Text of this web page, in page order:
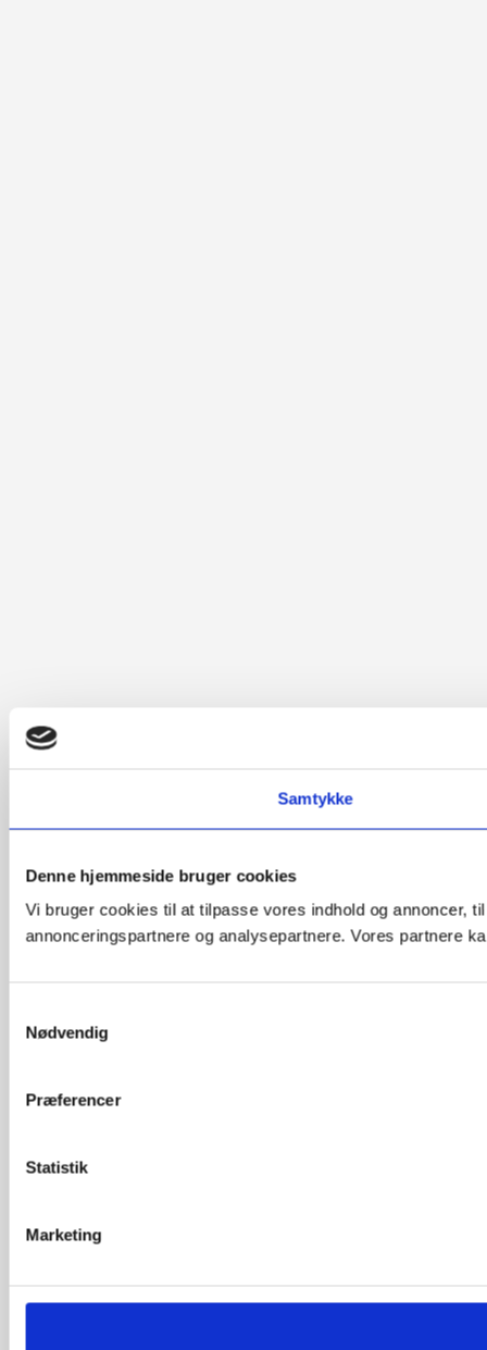
Samtykke
Denne hjemmeside bruger cookies
Vi bruger cookies til at tilpasse vores indhold og annoncer,
annonceringspartnere og analysepartnere. Vores partnere
Nødvendig
Præferencer
Statistik
Marketing